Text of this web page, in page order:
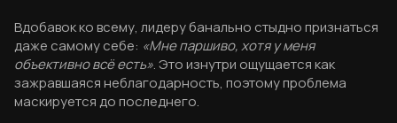
Вдобавок ко всему, лидеру банально стыдно признаться
даже самому себе: «Мне паршиво, хотя у меня
объективно всё есть». Это изнутри ощущается как
зажравшаяся неблагодарность, поэтому проблема
маскируется до последнего.